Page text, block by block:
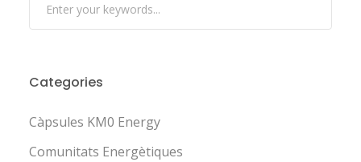
Categories
Càpsules KM0 Energy
Comunitats Energètiques